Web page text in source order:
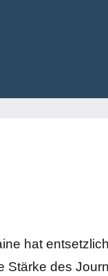
hat
Stärke des